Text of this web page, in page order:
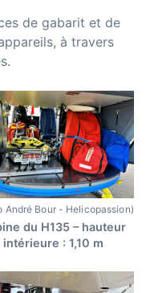
de gabarit et de
à travers
André Bour - Helicopassion)
du H135 – hauteur
intérieure : 1,10 m